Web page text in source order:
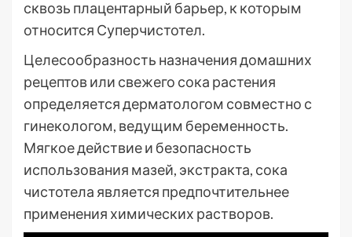
сквозь плацентарный барьер, к которым
относится Суперчистотел.
Целесообразность назначения домашних
рецептов или свежего сока растения
определяется дерматологом совместно с
гинекологом, ведущим беременность.
Мягкое действие и безопасность
использования мазей, экстракта, сока
чистотела является предпочтительнее
применения химических растворов.